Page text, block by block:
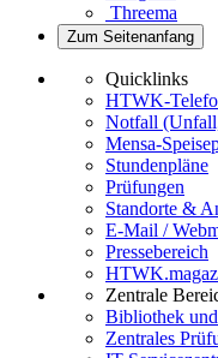
Threema
Zum Seitenanfang
Quicklinks
HTWK-
Notfall
Mensa-
Stundenpläne
Prüfungen
Standorte &
E-Mail /
Pressebereich
Zentrale
Bibliothek
Zentrales